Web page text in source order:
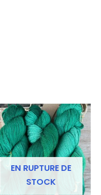
EN RUPTURE DE
STOCK